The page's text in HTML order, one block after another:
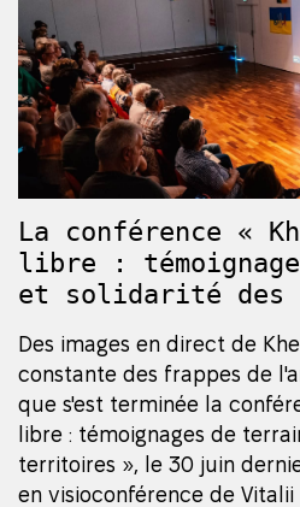
La conférence «
libre :
et solidarité
Des images en direct de
constante des frappes de
que s'est terminée la
libre : témoignages de
territoires », le 30 juin
en visioconférence de